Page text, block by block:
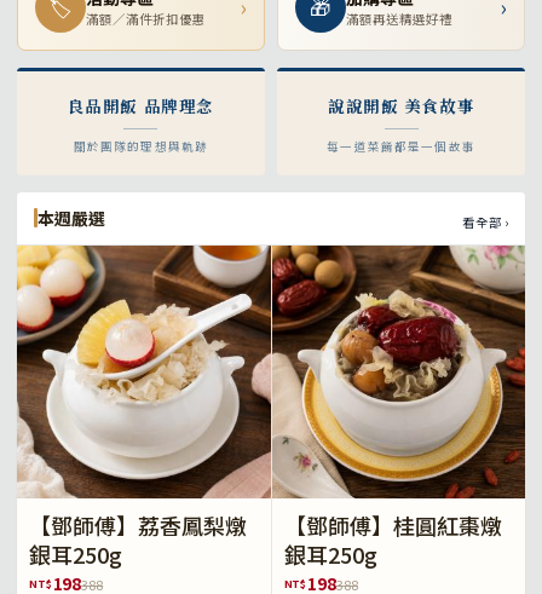
🏷 滿額／滿件折扣優惠 › 🎁 滿額再送精選好禮 ›
良品開飯 品牌理念
關於團隊的理想與軌跡
說說開飯 美食故事
每一道菜餚都是一個故事
本週嚴選 看全部 ›
【鄧師傅】荔香鳳梨燉
銀耳250g
NT$ 198388
【鄧師傅】桂圓紅棗燉
銀耳250g
NT$ 198388